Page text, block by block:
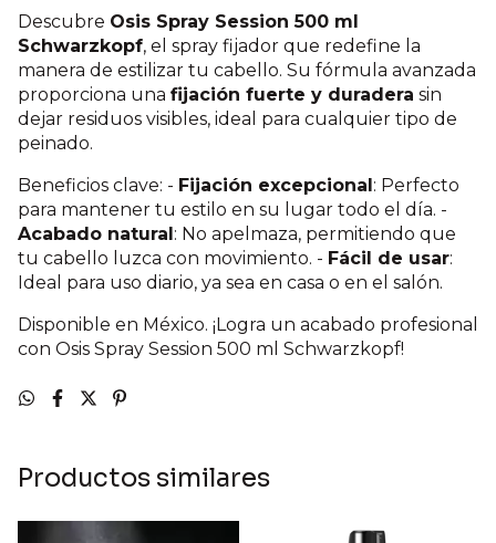
Descubre Osis Spray Session 500 ml
Schwarzkopf, el spray fijador que redefine la
manera de estilizar tu cabello. Su fórmula avanzada
proporciona una fijación fuerte y duradera sin
dejar residuos visibles, ideal para cualquier tipo de
peinado.
Beneficios clave: - Fijación excepcional: Perfecto
para mantener tu estilo en su lugar todo el día. -
Acabado natural: No apelmaza, permitiendo que
tu cabello luzca con movimiento. - Fácil de usar:
Ideal para uso diario, ya sea en casa o en el salón.
Disponible en México. ¡Logra un acabado profesional
con Osis Spray Session 500 ml Schwarzkopf!
Productos similares